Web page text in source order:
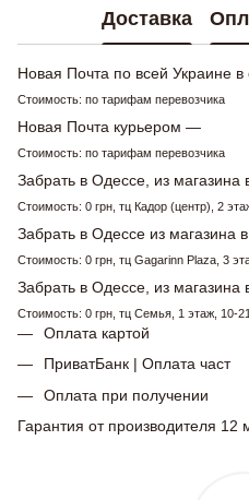
Доставка
Новая Почта по всей Украине
Стоимость: по тарифам перевозчика
Новая Почта курьером —
Стоимость: по тарифам перевозчика
Забрать в Одессе, из
Стоимость: 0 грн, тц Кадор (центр), 2
Забрать в Одессе из магазина
Стоимость: 0 грн, тц Gagarinn Plaza, 3
Забрать в Одессе, из
Стоимость: 0 грн, тц Семья, 1 этаж, 10-
Оплата картой
ПриватБанк | Оплата част
Оплата при получении
Гарантия от производителя 12